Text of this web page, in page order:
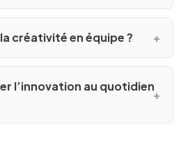
créativité en équipe ?
l’innovation au quotidien